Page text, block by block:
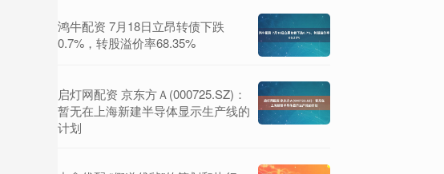
鸿牛配资 7月18日立昂转债下跌
0.7%，转股溢价率68.35%
启灯网配资 京东方Ａ(000725.SZ)：
暂无在上海新建半导体显示生产线的
计划